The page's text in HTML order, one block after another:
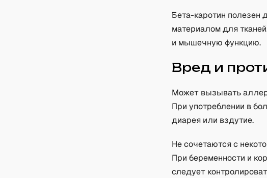
Бета-каротин полезен
материалом для
и мышечную функцию.
Вред и
Может вызывать
При употреблении в
диарея или вздутие.
Не сочетаются с
При беременности и
следует